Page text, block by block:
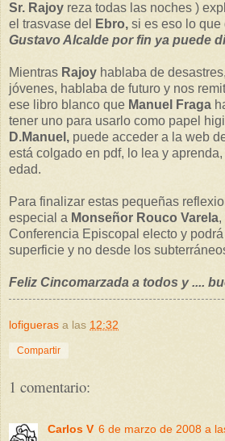
Sr. Rajoy reza todas las noches )
el trasvase del
Ebro, si es eso lo que
Gustavo Alcalde por fin ya puede
Mientras Rajoy hablaba de desastres,
jóvenes, hablaba de futuro y nos
ese libro blanco que Manuel Fraga
tener uno para usarlo como papel
D.Manuel, puede acceder a la web
está colgado en pdf, lo lea y
edad.
Para finalizar estas pequeñas
especial a Monseñor Rouco Varela,
Conferencia Episcopal electo y
superficie y no desde los
Feliz Cincomarzada a todos y ....
lofigueras a las 12:32
Compartir
1 comentario:
Carlos V 6 de marzo de 2008 a